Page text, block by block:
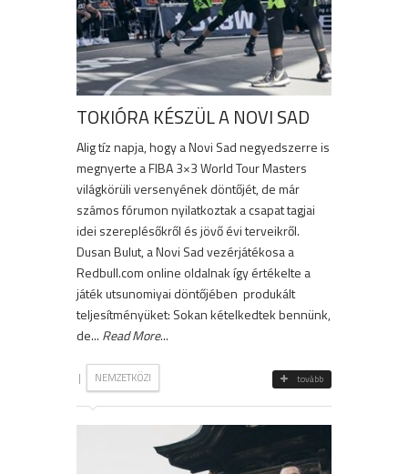
TOKIÓRA KÉSZÜL A NOVI SAD
Alig tíz napja, hogy a Novi Sad negyedszerre is
megnyerte a FIBA 3×3 World Tour Masters
világkörüli versenyének döntőjét, de már
számos fórumon nyilatkoztak a csapat tagjai
idei szereplésőkről és jövő évi terveikről.
Dusan Bulut, a Novi Sad vezérjátékosa a
Redbull.com online oldalnak így értékelte a
játék utsunomiyai döntőjében produkált
teljesítményüket: Sokan kételkedtek bennünk,
de... Read More...
| NEMZETKÖZI tovább